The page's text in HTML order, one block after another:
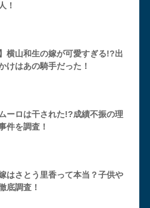
！
横山和生の嫁が可愛すぎる!?出
けはあの騎手だった！
ーロは干された!?成績不振の理
件を調査！
はさとう里香って本当？子供や
底調査！